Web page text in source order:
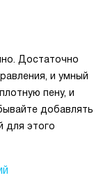
Достаточно
и умный
пену, и
добавлять
для этого